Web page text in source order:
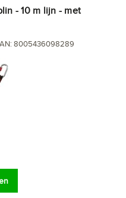
8005436098289